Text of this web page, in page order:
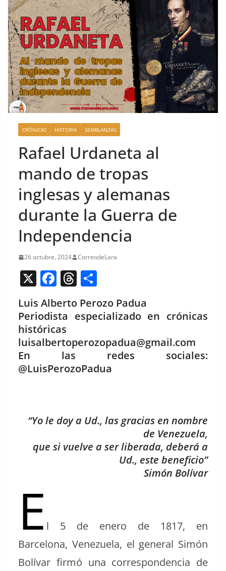
CRÓNICAS HISTORIA SEMBLANZAS
Rafael Urdaneta al
mando de tropas
inglesas y alemanas
durante la Guerra de
Independencia
26 octubre, 2024 CorreodeLara
X F
c
e
b
o
o
T
h
re
a
d
m
p
ar
tir
Luis Alberto Perozo Padua
Periodista especializado en crónicas
históricas
luisalbertoperozopadua@gmail.com
En las redes sociales:
@LuisPerozoPadua
“Yo le doy a Ud., las gracias en nombre
de Venezuela,
que si vuelve a ser liberada, deberá a
Ud., este beneficio”
Simón Bolívar
E l 5 de enero de 1817, en
Barcelona, Venezuela, el gen­er­al Simón
Bolí­var fir­mó una cor­re­spon­den­cia de